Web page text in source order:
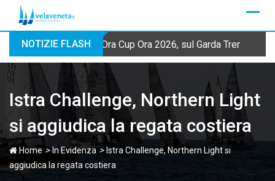
NOTIZIE FLASH Ora Cup Ora 2026, sul Garda Trentino
Istra Challenge, Northern Light
si aggiudica la regata costiera
Home > In Evidenza> Istra Challenge, Northern Light si
aggiudica la regata costiera